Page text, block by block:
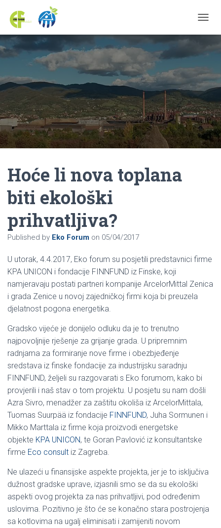
Hoće li nova toplana
biti ekološki
prihvatljiva?
Published by Eko Forum on 05/04/2017
U utorak, 4.4.2017, Eko forum su posjetili predstavnici firme
KPA UNICON i fondacije FINNFUND iz Finske, koji
namjeravaju postati partneri kompanije ArcelorMittal Zenica
i grada Zenice u novoj zajedničkoj firmi koja bi preuzela
djelatnost pogona energetika.
Gradsko vijeće je donijelo odluku da je to trenutno
najpovoljnije rješenje za grijanje grada. U pripremnim
radnjama za formiranje nove firme i obezbjeđenje
sredstava iz finske fondacije za industrijsku saradnju
FINNFUND, željeli su razgovarati s Eko forumom, kako bi
provjerili i naš stav o tom projektu. U posjetu su nam došli
Azra Sivro, menadžer za zaštitu okoliša iz ArcelorMittala,
Tuomas Suurpää iz fondacije FINNFUND, Juha Sormunen i
Mikko Marttala iz firme koja proizvodi energetske
objekte KPA UNICON, te Goran Pavlović iz konsultantske
firme Eco consult iz Zagreba.
Ne ulazeći u finansijske aspekte projekta, jer je to isključiva
dužnost gradske uprave, izjasnili smo se da su ekološki
aspekti ovog projekta za nas prihvatljivi, pod određenim
uslovima. Pozitivno je što će se konačno stara postrojenja
sa kotlovima na ugalj eliminisati i zamijeniti novom